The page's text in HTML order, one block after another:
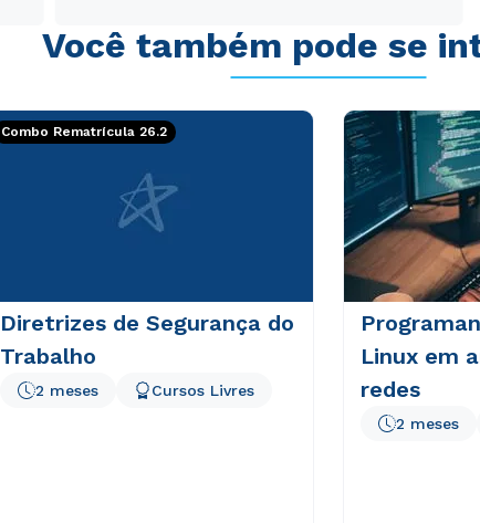
Você também pode se
Combo Rematrícula 26.2
Diretrizes de Segurança do
Trabalho
2 meses Cursos Livres
Linux em
redes
2 meses